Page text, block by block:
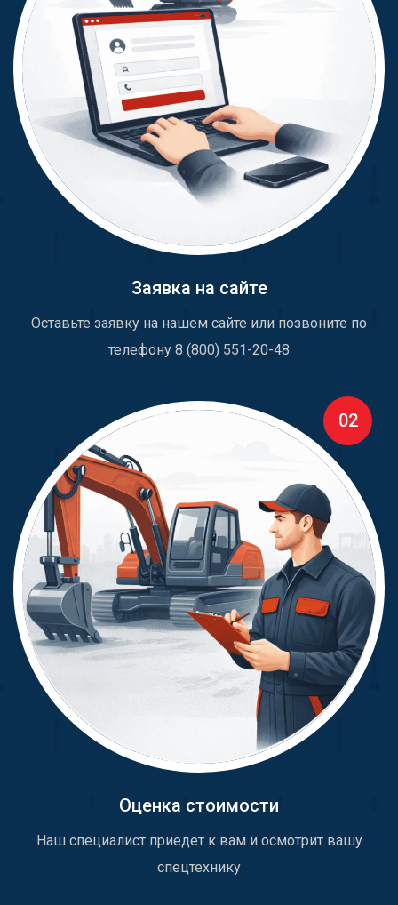
Заявка на сайте
Оставьте заявку на нашем сайте или позвоните по
телефону 8 (800) 551-20-48
02
Оценка стоимости
Наш специалист приедет к вам и осмотрит вашу
спецтехнику